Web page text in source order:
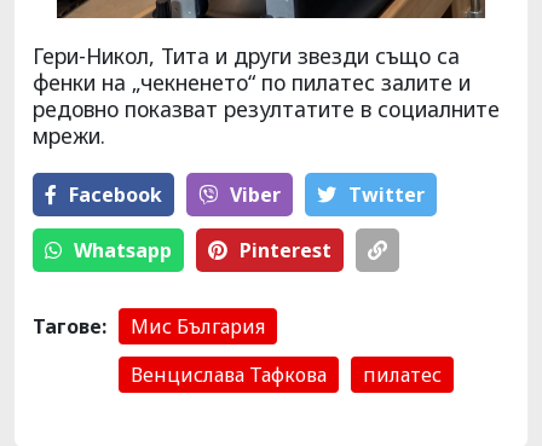
Гери-Никол, Тита и други звезди също са
фенки на „чекненето“ по пилатес залите и
редовно показват резултатите в социалните
мрежи.
Facebook Viber Тwitter
Whatsapp Pinterest
Тагове:
Мис България
Венцислава Тафкова
пилатес